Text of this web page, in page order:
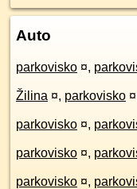
Auto
parkovisko ¤,
Žilina ¤, parkovisko ¤
parkovisko ¤,
parkovisko ¤,
parkovisko ¤,